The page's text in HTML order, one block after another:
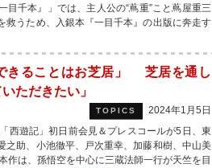
目千本』」では、主人公の“蔦重”こと蔦屋重三
救うため、入銀本『一目千本』の出版に奔走す
きることはお芝居」 芝居を通し
ただきたい」
TOPICS
2024年1月5日
西遊記」初日前会見＆プレスコールが5日、東
之助、小池徹平、戸次重幸、加藤和樹、中山美
は、孫悟空を中心に三蔵法師一行が天竺を目